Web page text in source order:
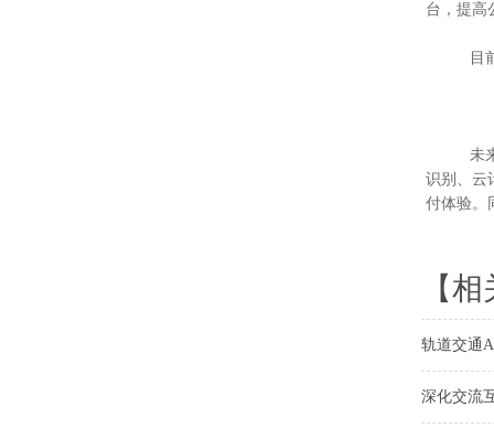
台，提高
目前，
未来，
识别、云
付体验。
【
轨道交通
深化交流